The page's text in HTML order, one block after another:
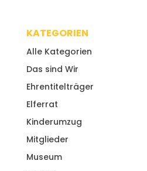
KATEGORIEN
Alle Kategorien
Das sind Wir
Ehrentitelträger
Elferrat
Kinderumzug
Mitglieder
Museum